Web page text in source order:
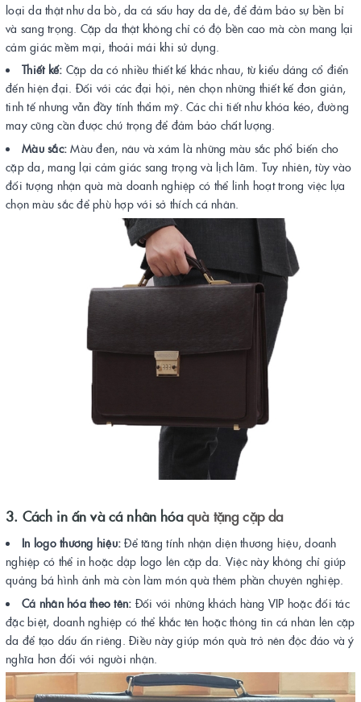
loại da thật như da bò, da cá sấu hay da dê, để đảm bảo sự bền bỉ
và sang trọng. Cặp da thật không chỉ có độ bền cao mà còn mang lại
cảm giác mềm mại, thoải mái khi sử dụng.
Thiết kế: Cặp da có nhiều thiết kế khác nhau, từ kiểu dáng cổ điển
đến hiện đại. Đối với các đại hội, nên chọn những thiết kế đơn giản,
tinh tế nhưng vẫn đầy tính thẩm mỹ. Các chi tiết như khóa kéo, đường
may cũng cần được chú trọng để đảm bảo chất lượng.
Màu sắc: Màu đen, nâu và xám là những màu sắc phổ biến cho
cặp da, mang lại cảm giác sang trọng và lịch lãm. Tuy nhiên, tùy vào
đối tượng nhận quà mà doanh nghiệp có thể linh hoạt trong việc lựa
chọn màu sắc để phù hợp với sở thích cá nhân.
3. Cách in ấn và cá nhân hóaquà tặng cặp da
In logo thương hiệu: Để tăng tính nhận diện thương hiệu, doanh
nghiệp có thể in hoặc dập logo lên cặp da. Việc này không chỉ giúp
quảng bá hình ảnh mà còn làm món quà thêm phần chuyên nghiệp.
Cá nhân hóa theo tên: Đối với những khách hàng VIP hoặc đối tác
đặc biệt, doanh nghiệp có thể khắc tên hoặc thông tin cá nhân lên cặp
da để tạo dấu ấn riêng. Điều này giúp món quà trở nên độc đáo và ý
nghĩa hơn đối với người nhận.